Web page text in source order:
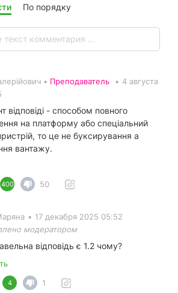
По порядку
• Преподаватель • 4 августа
відповіді - способом повного
на платформу або спеціальний
то це не буксирування а
вантажу.
400 50
• 17 декабря 2025 05:52
модератором
відповідь є 1.2 чому?
4 1